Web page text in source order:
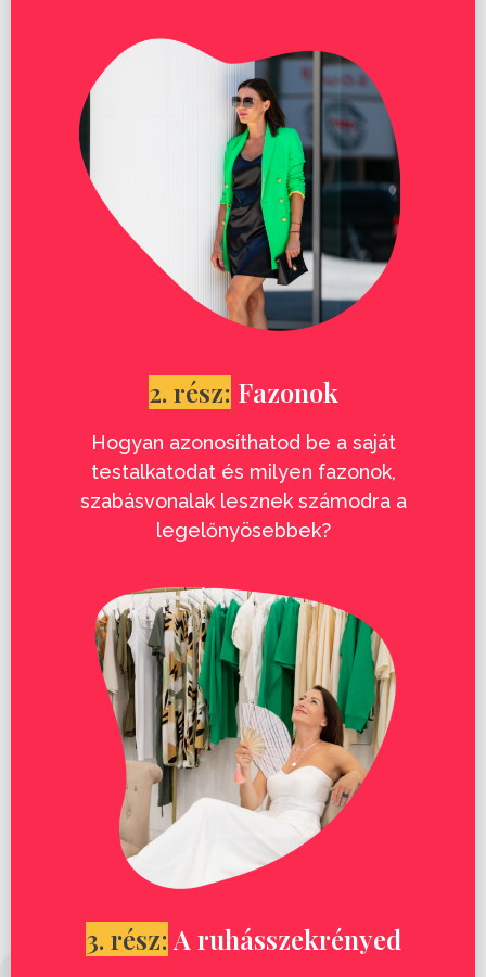
2. rész: Fazonok
Hogyan azonosíthatod be a saját
testalkatodat és milyen fazonok,
szabásvonalak lesznek számodra a
legelőnyösebbek?
3. rész: A ruhásszekrényed